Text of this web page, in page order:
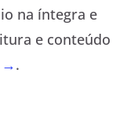
na íntegra e
e conteúdo
→.